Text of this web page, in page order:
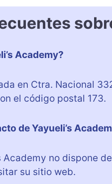
Academy?
en Ctra. Nacional
el código postal 173.
de Yayueli’s
Academy no dispone
su sitio web.